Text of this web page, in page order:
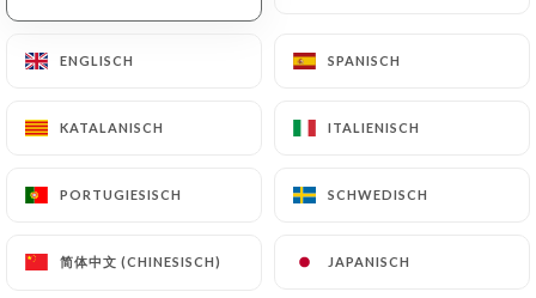
ENGLISCH SPANISCH
KATALANISCH ITALIENISCH
PORTUGIESISCH SCHWEDISCH
简体中文 (CHINESISCH) JAPANISCH
ENGLISCH SPANISCH
KATALANISCH ITALIENISCH
PORTUGIESISCH SCHWEDISCH
简体中文 (CHINESISCH) JAPANISCH